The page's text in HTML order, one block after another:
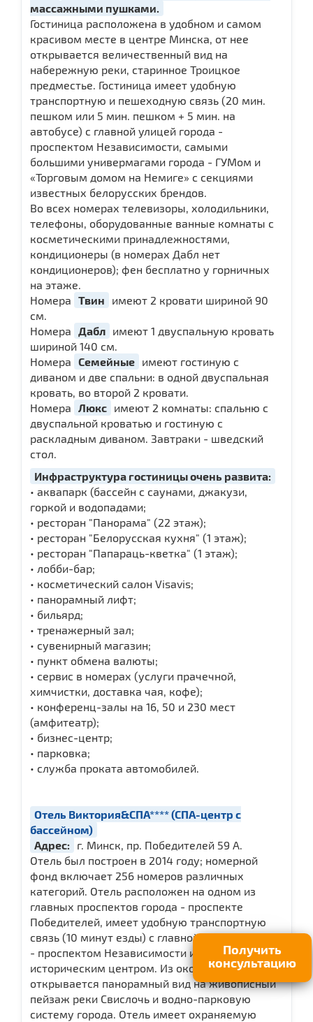
Получить
консультацию
массажными пушками.
Гостиница расположена в удобном и самом
красивом месте в центре Минска, от нее
открывается величественный вид на
набережную реки, старинное Троицкое
предместье. Гостиница имеет удобную
транспортную и пешеходную связь (20 мин.
пешком или 5 мин. пешком + 5 мин. на
автобусе) с главной улицей города -
проспектом Независимости, самыми
большими универмагами города - ГУМом и
«Торговым домом на Немиге» с секциями
известных белорусских брендов.
Во всех номерах телевизоры, холодильники,
телефоны, оборудованные ванные комнаты с
косметическими принадлежностями,
кондиционеры (в номерах Дабл нет
кондиционеров); фен бесплатно у горничных
на этаже.
Номера Твин
имеют 2 кровати шириной 90
см.
Номера
Дабл имеют 1 двуспальную кровать
шириной 140 см.
Номера Семейные имеют гостиную с
диваном и две спальни: в одной двуспальная
кровать, во второй 2 кровати.
Номера
Люкс имеют 2 комнаты: спальню с
двуспальной кроватью и гостиную с
раскладным диваном. Завтраки - шведский
стол.
Инфраструктура гостиницы очень развита:
• аквапарк (бассейн с саунами, джакузи,
горкой и водопадами;
• ресторан "Панорама" (22 этаж);
• ресторан "Белорусская кухня" (1 этаж);
• ресторан "Папараць-кветка" (1 этаж);
• лобби-бар;
• косметический салон Visavis;
• панорамный лифт;
• бильярд;
• тренажерный зал;
• сувенирный магазин;
• пункт обмена валюты;
• сервис в номерах (услуги прачечной,
химчистки, доставка чая, кофе);
• конференц-залы на 16, 50 и 230 мест
(амфитеатр);
• бизнес-центр;
• парковка;
• служба проката автомобилей.
Отель Виктория&СПА**** (СПА-центр с
бассейном)
Адрес:
г. Минск, пр. Победителей 59 А.
Отель был построен в 2014 году; номерной
фонд включает 256 номеров различных
категорий. Отель расположен на одном из
главных проспектов города - проспекте
Победителей, имеет удобную транспортную
связь (10 минут езды) с главной улицей города
- проспектом Независимости и его
историческим центром. Из окон номеров
открывается панорамный вид на живописный
пейзаж реки Свислочь и водно-парковую
систему города. Отель имеет охраняемую